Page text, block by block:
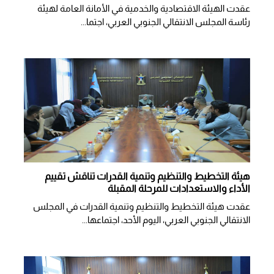
عقدت الهيئة الاقتصادية والخدمية في الأمانة العامة لهيئة
رئاسة المجلس الانتقالي الجنوبي العربي، اجتما...
هيئة التخطيط والتنظيم وتنمية القدرات تناقش تقييم
الأداء والاستعدادات للمرحلة المقبلة
عقدت هيئة التخطيط والتنظيم وتنمية القدرات في المجلس
الانتقالي الجنوبي العربي، اليوم الأحد، اجتماعها...